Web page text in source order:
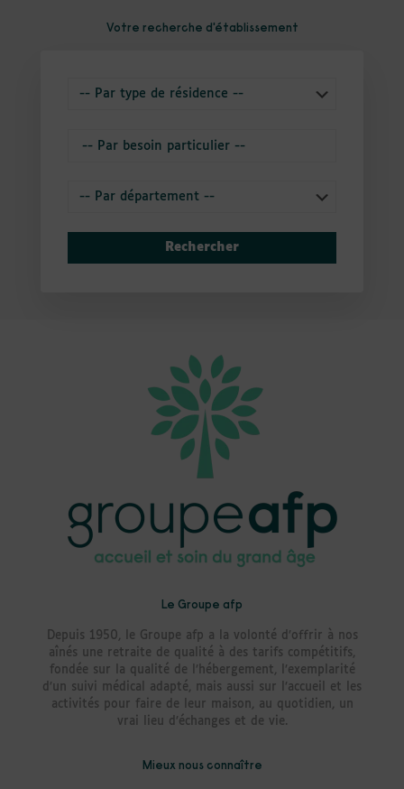
Votre recherche d'établissement
Rechercher
Le Groupe afp
Depuis 1950, le Groupe afp a la volonté d’offrir à nos
aînés une retraite de qualité à des tarifs compétitifs,
fondée sur la qualité de l’hébergement, l’exemplarité
d’un suivi médical adapté, mais aussi sur l’accueil et les
activités pour faire de leur maison, au quotidien, un
vrai lieu d’échanges et de vie.
Mieux nous connaître